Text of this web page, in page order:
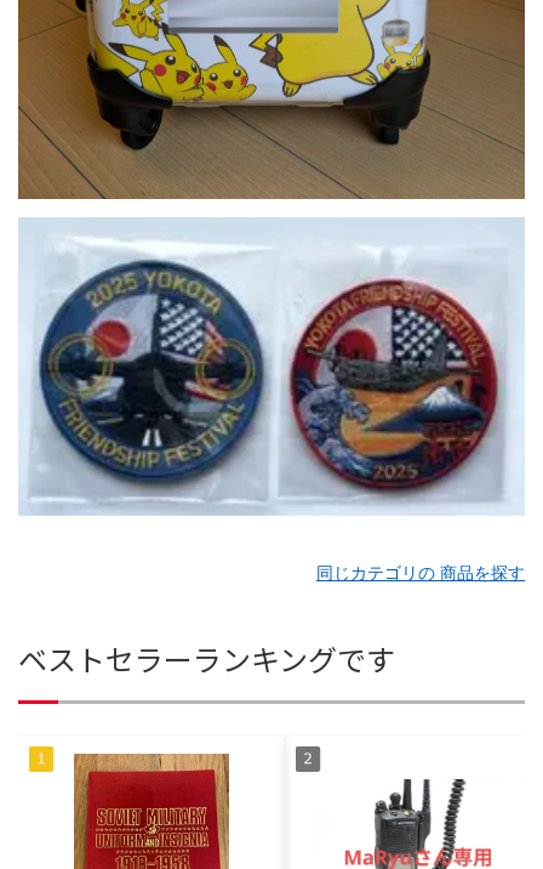
同じカテゴリの 商品を探す
ベストセラーランキングです